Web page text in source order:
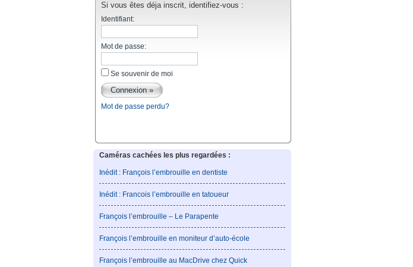
Si vous êtes déja inscrit, identifiez-vous :
Identifiant:
Mot de passe:
Se souvenir de moi
Mot de passe perdu?
Caméras cachées les plus regardées :
Inédit : François l’embrouille en dentiste
Inédit : Francois l’embrouille en tatoueur
François l’embrouille – Le Parapente
François l’embrouille en moniteur d’auto-école
François l’embrouille au MacDrive chez Quick